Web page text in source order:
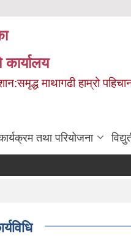
कार्यालय
माथागढी हाम्रो
तथा परियोजना